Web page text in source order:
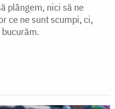
plângem, nici să ne
ce ne sunt scumpi, ci,